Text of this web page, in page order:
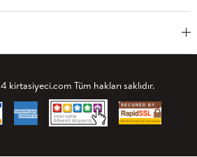
Tüm hakları saklıdır.